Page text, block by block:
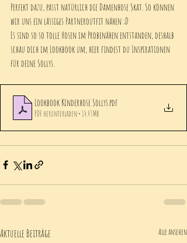
Perfekt dazu, passt natürlich die Damenhose Skat. So können
wir uns ein lässiges Partneroutfit nähen ;D
Es sind so so tolle Hosen im Probenähen entstanden, deshalb
schau dich im Lookbook um, hier findest du Inspirationen
für deine Sollys.
Lookbook Kinderhose Sollys.pdf
PDF herunterladen • 14.43MB
Aktuelle Beiträge Alle ansehen